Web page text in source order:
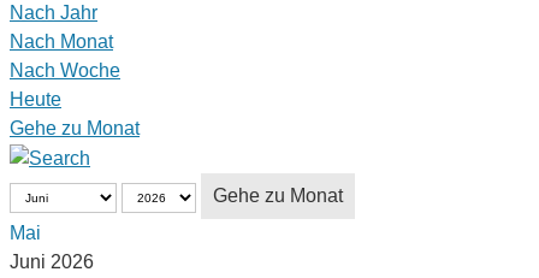
Nach Jahr
Nach Monat
Nach Woche
Heute
Gehe zu Monat
Gehe zu Monat
Mai
Juni 2026